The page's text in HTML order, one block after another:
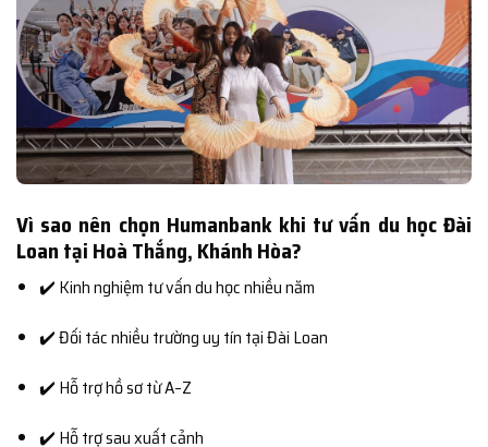
Vì sao nên chọn Humanbank khi tư vấn du học Đài
Loan tại Hoà Thắng, Khánh Hòa?
✔️ Kinh nghiệm tư vấn du học nhiều năm
✔️ Đối tác nhiều trường uy tín tại Đài Loan
✔️ Hỗ trợ hồ sơ từ A–Z
✔️ Hỗ trợ sau xuất cảnh